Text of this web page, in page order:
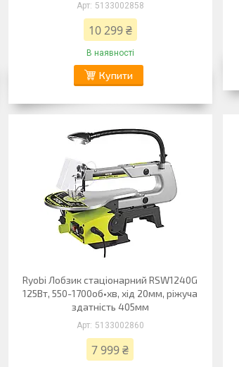
5133002858
10 299 ₴
В наявності
Купити
Ryobi Лобзик стаціонарний RSW1240G
125Вт, 550-1700об•хв, хід 20мм, ріжуча
здатність 405мм
5133002860
7 999 ₴